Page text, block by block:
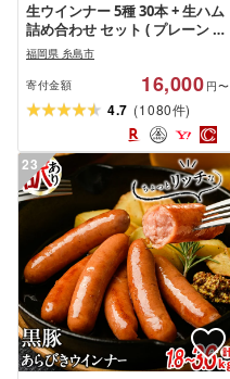
生ウインナー 5種 30本 + 生ハム
詰め合わせ セット ( プレーン /
にんにく / チーズ / こしょう /
レモン) 糸島 / 糸島手造りハム
[AAC004] ギフト 贈答 おくりも
の 冷凍 BBQ
福岡県 糸島市
寄付金額 16,000 円〜
4.7 (1080件)
23